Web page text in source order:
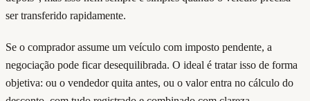
ser transferido rapidamente.
Se o comprador assume um veículo com imposto pendente, a
negociação pode ficar desequilibrada. O ideal é tratar isso de forma
objetiva: ou o vendedor quita antes, ou o valor entra no cálculo do